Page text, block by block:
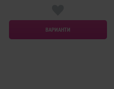
ВАРИАНТИ